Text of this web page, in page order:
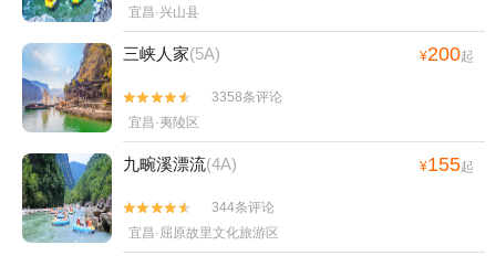
宜昌·兴山县
三峡人家(5A) ¥200起


3358条评论
宜昌·夷陵区
九畹溪漂流(4A) ¥155起


344条评论
宜昌·屈原故里文化旅游区